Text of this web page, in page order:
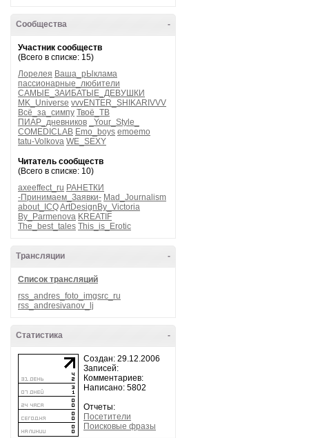
-
Сообщества
Участник сообществ
(Всего в списке: 15)
Лорелея Ваша_рЫклама
пассионарные_любители
САМЫЕ_ЗАИБАТЫЕ_ДЕВУШКИ
MK_Universe vvvENTER_SHIKARIVVV
Всё_за_симпу Твоё_ТВ
ПИАР_дневников
_Your_Style_
COMEDICLAB Emo_boys emoemo
tatu-Volkova WE_SEXY
Читатель сообществ
(Всего в списке: 10)
axeeffect_ru РАНЕТКИ
-Принимаем_Заявки- Mad_Journalism
about_ICQArtDesignBy_Victoria
By_Parmenova KREATIF
The_best_tales This_is_Erotic
-
Трансляции
Список трансляций
rss_andres_foto_imgsrc_ru
rss_andresivanov_lj
-
Статистика
Создан: 29.12.2006
Записей:
Комментариев:
Написано: 5802
Отчеты:
Посетители
Поисковые фразы